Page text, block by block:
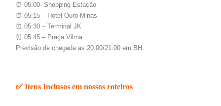
⏰ 05:00- Shopping Estação
⏰ 05:15 – Hotel Ouro Minas
⏰ 05:30 – Terminal JK
⏰ 05:45 – Praça Vilma
Previsão de chegada as 20:00/21:00 em BH.
✅ Itens Inclusos em nossos roteiros